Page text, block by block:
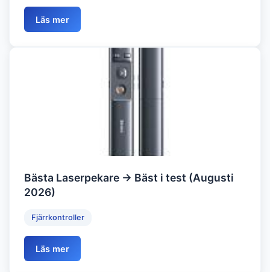
Läs mer
Bästa Laserpekare → Bäst i test (Augusti
2026)
Fjärrkontroller
Läs mer